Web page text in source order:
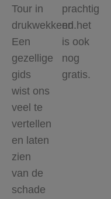
Tour in
drukwekkend.
Een
gezellige
gids
wist ons
veel te
vertellen
en laten
zien
van de
schade
prachtig
en het
is ook
nog
gratis.